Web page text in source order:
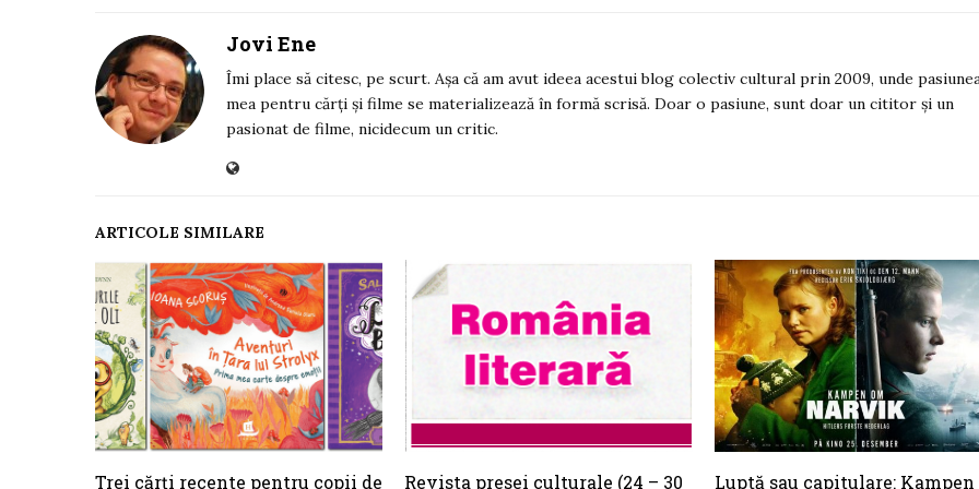
Jovi Ene
Îmi place să citesc, pe scurt. Așa că am avut ideea acestui blog colectiv cultural prin 2009, unde
mea pentru cărți și filme se materializează în formă scrisă. Doar o pasiune, sunt doar un cititor și un
pasionat de filme, nicidecum un critic.
ARTICOLE SIMILARE
Trei cărți recente pentru copii de Revista presei culturale (24 – 30 Luptă sau capitulare: Kampen